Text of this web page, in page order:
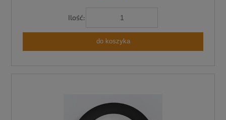
Ilość:
do koszyka